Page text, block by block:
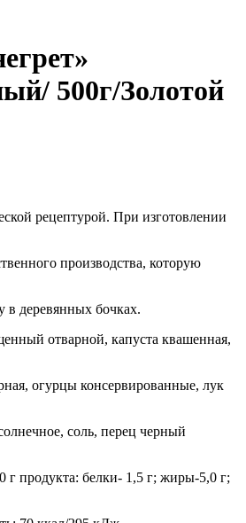
500г/Золотой
рецептурой. При изготовлении
производства, которую
в деревянных бочках.
отварной, капуста квашенная,
огурцы консервированные, лук
соль, перец черный
г продукта: белки- 1,5 г; жиры-5,0 г;